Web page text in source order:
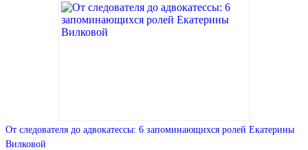
От следователя до адвокатессы: 6 запоминающихся ролей Екатерины
Вилковой